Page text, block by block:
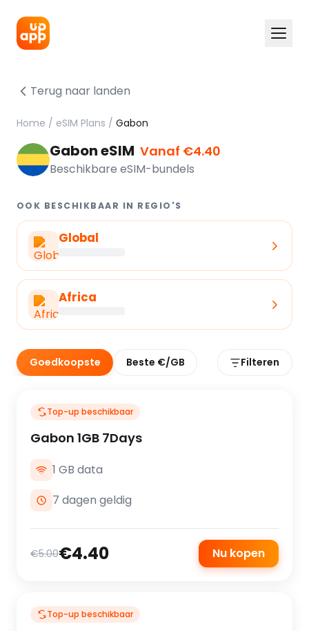
Terug naar landen
Home / eSIM Plans / Gabon
Gabon eSIM Vanaf €4.40
Beschikbare eSIM-bundels
OOK BESCHIKBAAR IN REGIO'S
Global
Africa
Goedkoopste Beste €/GB Filteren
Top-up beschikbaar
Gabon 1GB 7Days
1 GB data
7 dagen geldig
€5.00€4.40 Nu kopen
Top-up beschikbaar